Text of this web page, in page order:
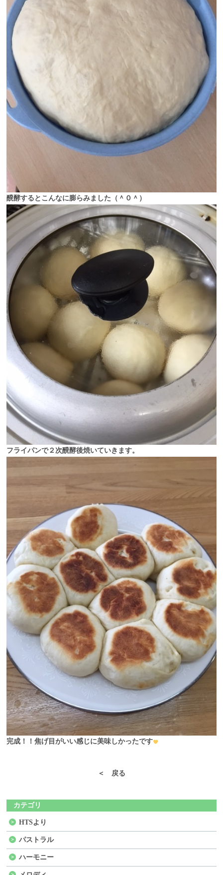
醗酵するとこんなに膨らみました（＾０＾）
フライパンで２次醗酵後焼いていきます。
完成！！焦げ目がいい感じに美味しかったです
＜ 戻る
カテゴリ
HTSより
パストラル
ハーモニー